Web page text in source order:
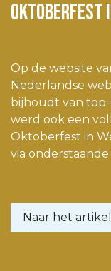
Oktoberfest
Op de website
Nederlandse
bijhoudt van
werd ook een
Oktoberfest in
via
Naar het